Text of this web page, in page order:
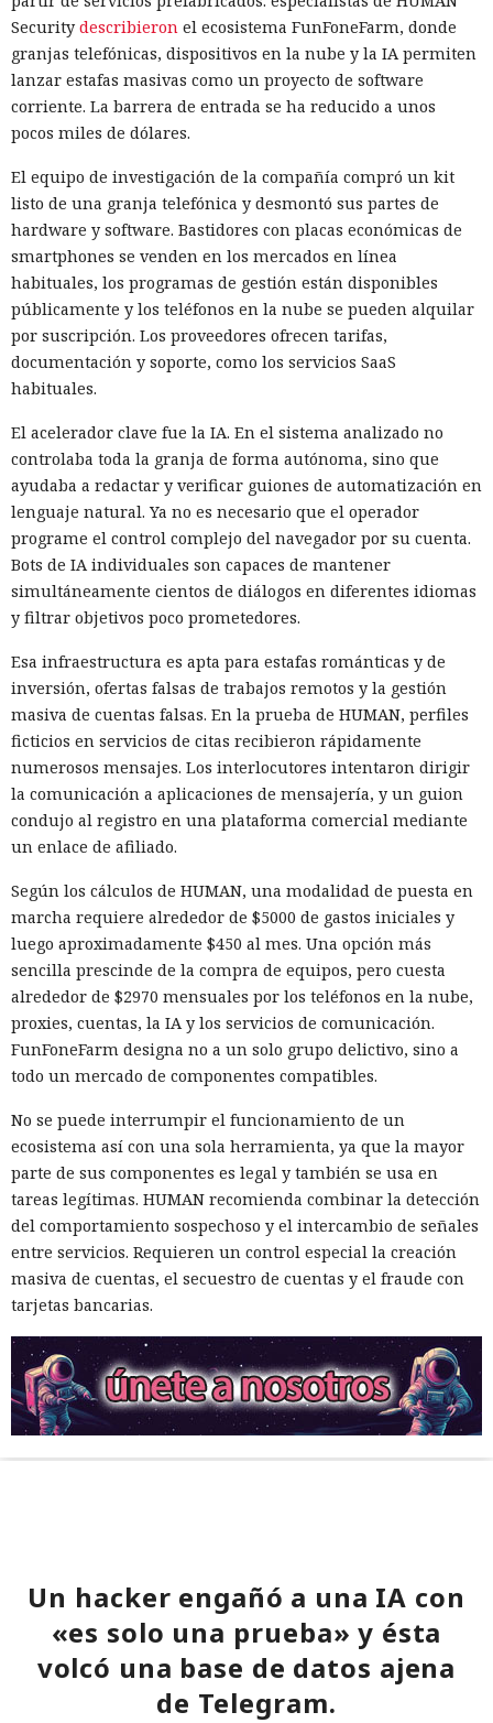
Security describieron el ecosistema FunFoneFarm, donde
granjas telefónicas, dispositivos en la nube y la IA permiten
lanzar estafas masivas como un proyecto de software
corriente. La barrera de entrada se ha reducido a unos
pocos miles de dólares.
El equipo de investigación de la compañía compró un kit
listo de una granja telefónica y desmontó sus partes de
hardware y software. Bastidores con placas económicas de
smartphones se venden en los mercados en línea
habituales, los programas de gestión están disponibles
públicamente y los teléfonos en la nube se pueden alquilar
por suscripción. Los proveedores ofrecen tarifas,
documentación y soporte, como los servicios SaaS
habituales.
El acelerador clave fue la IA. En el sistema analizado no
controlaba toda la granja de forma autónoma, sino que
ayudaba a redactar y verificar guiones de automatización en
lenguaje natural. Ya no es necesario que el operador
programe el control complejo del navegador por su cuenta.
Bots de IA individuales son capaces de mantener
simultáneamente cientos de diálogos en diferentes idiomas
y filtrar objetivos poco prometedores.
Esa infraestructura es apta para estafas románticas y de
inversión, ofertas falsas de trabajos remotos y la gestión
masiva de cuentas falsas. En la prueba de HUMAN, perfiles
ficticios en servicios de citas recibieron rápidamente
numerosos mensajes. Los interlocutores intentaron dirigir
la comunicación a aplicaciones de mensajería, y un guion
condujo al registro en una plataforma comercial mediante
un enlace de afiliado.
Según los cálculos de HUMAN, una modalidad de puesta en
marcha requiere alrededor de $5000 de gastos iniciales y
luego aproximadamente $450 al mes. Una opción más
sencilla prescinde de la compra de equipos, pero cuesta
alrededor de $2970 mensuales por los teléfonos en la nube,
proxies, cuentas, la IA y los servicios de comunicación.
FunFoneFarm designa no a un solo grupo delictivo, sino a
todo un mercado de componentes compatibles.
No se puede interrumpir el funcionamiento de un
ecosistema así con una sola herramienta, ya que la mayor
parte de sus componentes es legal y también se usa en
tareas legítimas. HUMAN recomienda combinar la detección
del comportamiento sospechoso y el intercambio de señales
entre servicios. Requieren un control especial la creación
masiva de cuentas, el secuestro de cuentas y el fraude con
tarjetas bancarias.
Un hacker engañó a una IA con
«es solo una prueba» y ésta
volcó una base de datos ajena
de Telegram.